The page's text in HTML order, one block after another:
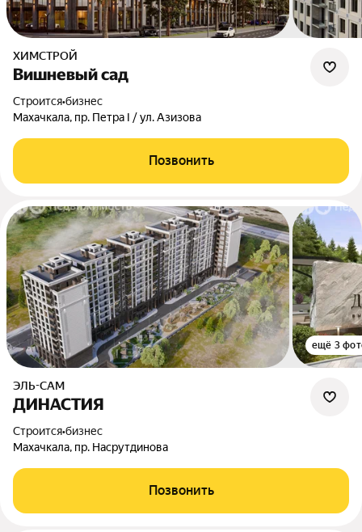
ХИМСТРОЙ
Вишневый сад
Строится•бизнес
Махачкала, пр. Петра I / ул. Азизова
Позвонить
ещё 3
ЭЛЬ-САМ
ДИНАСТИЯ
Строится•бизнес
Махачкала, пр. Насрутдинова
Позвонить